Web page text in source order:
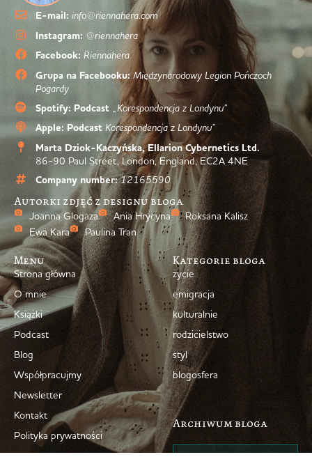
E-mail: info@riennahera.com
Instagram: @riennahera
Facebook: Riennahera
Grupa na Facebooku: Międzynarodowy Legion Pończoch
Pogardy
Spotify: Podcast „Korespondencja z Londynu”
Apple: Podcast Korespondencja z Londynu”
Marta Dziok-Kaczyńska, Ellarion Cybernetics Ltd.
86-90 Paul Street, London, England, EC2A 4NE
Company number: 12165590
Autorki zdjęć z designu bloga
Joanna Glogaza Ania Hrycyna
Roksana Kalisz
Ewa Kara
Paulina Tran
Menu
Strona główna
O mnie
Książki
Podcast
Blog
Współpracujmy
Newsletter
Kontakt
Polityka prywatności
Kategorie bloga
życie
emigracja
kulturalnie
rodzicielstwo
styl
blogosfera
Archiwum bloga